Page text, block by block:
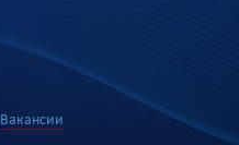
Вакансии